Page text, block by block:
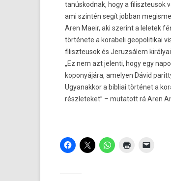
tanús­kodnak, hogy a filiszteusok
ami szintén segít job­ban
Aren Maeir, aki szerint a leletek
története a korabeli geopolitikai
filiszteusok és Jeruz­sálem
„Ez nem azt jelen­ti, hogy egy
koponyájára, amely­en Dávid
Ugyanak­kor a bi­bliai történet a
részleteket” – mutatott rá Aren